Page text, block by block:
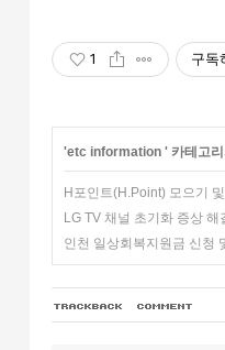
1 구독
'etc information ' 카테고
H포인트(H.Point) 모으기
LG TV 채널 초기화 증상 해
인천 일상회복지원금 신청